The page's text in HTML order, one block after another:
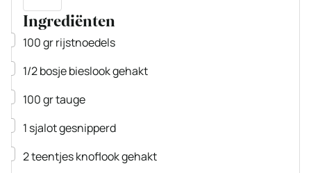
Ingrediënten
▢
100grrijstnoedels
▢
1/2bosjebieslookgehakt
▢
100grtauge
▢
1 sjalotgesnipperd
▢
2teentjesknoflookgehakt